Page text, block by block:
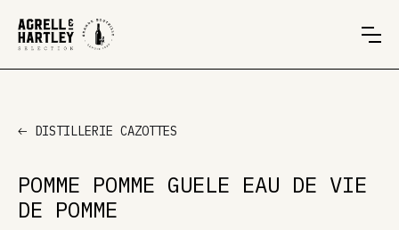
DISTILLERIE CAZOTTES
POMME POMME GUELE EAU DE VIE
DE POMME